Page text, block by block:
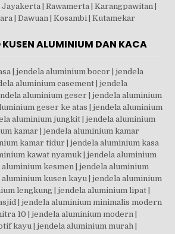
| Rawamerta | Karangpawitan |
| Dawuan | Kosambi | Kutamekar
ALUMINIUM DAN KACA
| jual aluminium alexindo | jual beli kusen aluminium bekas | jual jalusi aluminium | jual jendela aluminium bekas | jual jendela sliding aluminium | jual kusen aluminium bekas | jual kusen aluminium bekas terdekat | jual kusen dan pintu aluminium | jual kusen jendela aluminium | jual kusen jendela aluminium bekas | jual kusen pintu aluminium | jual kusen terdekat | jual lis aluminium terdekat | jual partisi kaca | jual partisi kaca bekas | jual pintu aluminium murah | jual pintu dan jendela aluminium | kaca 12mm tempered | kaca 8mm per meter | kaca 8mm tempered | kaca aluminium kantor | kaca aluminium minimalis | kaca aluminium ruko | kaca aluminium rumah | kaca asahi 12 mm | kaca atas pintu | kaca balkon | kaca balkon tempered | kaca bening 10 mm | kaca bening 6mm | kaca buat pintu rumah | kaca clear tempered | kaca clear tempered 5 mm | kaca es tempered | kaca frame aluminium | kaca frameless tempered | kaca geser pintu | kaca geser rumah | kaca intip pintu | kaca intip pintu hotel | kaca jendela aluminium | kaca jendela sliding | kaca jendela sliding aluminium | kaca kamar mandi sliding | kaca kusen aluminium | kaca kusen jendela | kaca laminated 10mm | kaca laminated 5 5 | kaca laminated 6 6 | kaca laminated glass | kaca laminated harga | kaca laminated pecah | kaca laminated tempered | kaca lipat frameless | kaca nako aluminium | kaca partisi kamar mandi | kaca partisi kamar mandi harga | kaca partisi kantor | kaca partisi ruangan | kaca patri pintu | kaca penyekat ruangan | kaca pintu | kaca pintu aluminium | kaca pintu geser | kaca pintu kamar mandi | kaca pintu kantor | kaca pintu minimalis | kaca pintu ruko | kaca pintu rumah | kaca pintu sliding | kaca pintu tempered | kaca pintu toko | kaca polos 12mm | kaca polos 8 mm | kaca samping rumah | kaca sekat toilet | kaca shower aluminium | kaca sliding aluminium | kaca sliding door | kaca stopsol 5mm | kaca stopsol 8mm | kaca tempered 10 mm | kaca tempered 10 mm harga | kaca tempered 10mm harga | kaca tempered 12 mm harga | kaca tempered 12 mm per m2 | kaca tempered 12 mm untuk aquarium | kaca tempered 12mm | kaca tempered 12mm asahimas | kaca tempered 12mm harga | kaca tempered 12mm per m2 | kaca tempered 12mm untuk aquarium | kaca tempered 20 mm | kaca tempered 5mm | kaca tempered 6mm | kaca tempered 8 mm | kaca tempered 8mm asahimas | kaca tempered 8mm harga | kaca tempered artinya | kaca tempered asahi | kaca tempered asahimas | kaca tempered balkon | kaca tempered bekas | kaca tempered bulat | kaca tempered glass 12mm | kaca tempered glass harga | kaca tempered hitam | kaca tempered laminated | kaca tempered lengkung | kaca tempered murah | kaca tempered per m2 | kaca tempered per meter | kaca tempered solo | kaca tempered tahan panas | kaca tempered terdekat | kaca tempered vs kaca biasa | kaca untuk pintu | kaca untuk pintu kamar mandi | kaca untuk pintu rumah | kaca upvc | kaki partisi kaca | kamar kaca aluminium | kamar mandi full kaca | kamar mandi kaca buram | kamar mandi partisi | kamar mandi partisi kaca | kamar mandi pintu geser | kamar mandi pintu kaca | kamar mandi sekat kaca | kamar pintu geser | kamar pintu kaca | kasa nyamuk untuk kusen aluminium | kawat expanda aluminium | kawat nyamuk jendela aluminium | keamanan pintu geser | kekuatan kaca 12mm | kekuatan kaca tempered | kekuatan kaca tempered 10mm | kekuatan kaca tempered 12mm | kekuatan kaca tempered 8mm | kekuatan kusen aluminium | kesmen aluminium | ketebalan aluminium alexindo | ketebalan aluminium inkalum | ketebalan aluminium ykk | ketebalan kaca pintu geser | ketebalan kaca tempered | ketebalan kaca tempered 12 mm | ketebalan kaca tempered 8 mm | kekurangan pintu aluminium | khasiat kaca tempered | kisaran harga kaca tempered | konstruksi aluminium|kusen aluminium | pintu kaca | jendela aluminium | pintu aluminium | partisi kaca | pintu lipat | kaca tempered | pintu geser | pintu panel | harga kusen aluminium | harga pintu aluminium | harga jendela aluminium | pintu kamar mandi aluminium | harga kusen pintu aluminium | harga kusen aluminium per meter | kusen pintu aluminium | harga kaca tempered 10mm | pintu kaca aluminium | harga aluminium per batang | pintu sliding aluminium | pintu sliding | pintu geser aluminium | pintu aluminium kamar mandi | harga pintu kamar mandi aluminium | kusen jendela aluminium | harga jendela aluminium per meter | pintu kaca geser | pintu lipat aluminium | harga kusen jendela aluminium | harga kaca tempered 12mm | kusen aluminium terdekat | harga pintu aluminium per unit | harga pintu rolling door lipat per meter | harga pintu kaca | pintu sliding kaca | pintu aluminium geser | harga pintu kaca geser | pintu aluminium kaca | harga pintu kaca aluminium | harga kaca tempered | jalusi aluminium | harga pintu sliding aluminium | harga kaca tempered 8mm | toko pintu aluminium terdekat | pintu lipat besi | pintu lipat pvc | pintu kawat nyamuk aluminium | kaca tempered 10mm | rolling door geser | harga kusen aluminium 2022 | jendela aluminium harga | harga pintu aluminium 2022 | harga 1 set kusen pintu aluminium | jual pintu aluminium terdekat | pintu sliding kayu | kaca tempered 12mm | jendela aluminium sliding | aluminium alexindo | harga pintu lipat besi per meter 2025 | pintu kaca otomatis | pintu geser kayu | harga pintu kaca aluminium per meter | harga pintu lipat per meter | jual kusen aluminium terdekat | pintu aluminium minimalis | jasa pasang kusen aluminium | harga pintu aluminium kamar mandi | harga pintu aluminium per meter | jendela aluminium minimalis | pintu geser kaca | harga kusen dan pintu aluminium | harga pintu aluminium 2 pintu | partisi kaca kamar mandi | pintu otomatis kaca | harga pintu dan kusen aluminium | kusen aluminium alexindo | pintu kasa nyamuk aluminium | pintu sliding aluminium 2 daun | harga kaca tempered per meter | pintu rumah aluminium | harga rolling door geser per meter | pintu kusen aluminium | harga satu set pintu dan jendela aluminium | harga kusen aluminium 4 inch per batang | harga pintu kawat nyamuk aluminium | harga pintu sliding kaca | pintu garasi lipat | harga kusen pintu aluminium per unit | pintu kaca tempered | harga kusen jendela aluminium per meter | kaca tempered 8mm | harga pintu sliding